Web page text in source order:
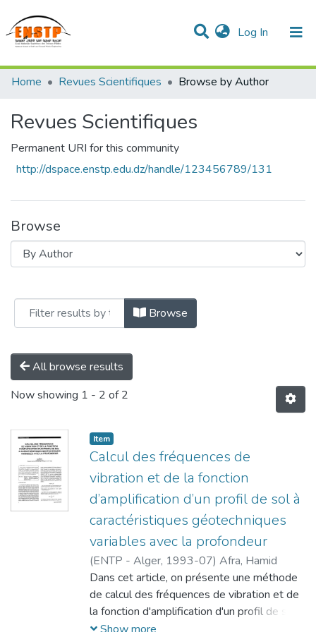
Log In (current)
DSPACE de l'École Nationale Supérieure des Travaux
Publics
Home Revues Scientifiques Browse by Author
Revues Scientifiques
Permanent URI for this community
http://dspace.enstp.edu.dz/handle/123456789/131
Browse
Browsing Revues Scientifiques by
Browse
All browse results
Now showing 1 - 2 of 2
Item
Calcul des fréquences de
vibration et de la fonction
d’amplification d’un profil de sol à
caractéristiques géotechniques
variables avec la profondeur
(ENTP - Alger, 1993-07) Afra, Hamid
Dans cet article, on présente une méthode
de calcul des fréquences de vibration et de
la fonction d'amplification d'un profil de sol à
stratification horizontale et à